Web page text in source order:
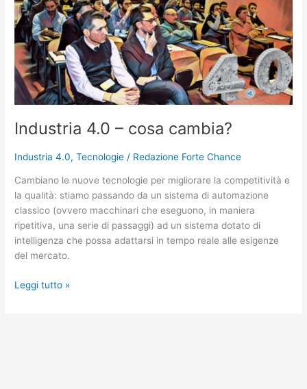
Industria 4.0 – cosa cambia?
Industria 4.0,Tecnologie / Redazione Forte Chance
Cambiano le nuove tecnologie per migliorare la competitività e
la qualità: stiamo passando da un sistema di automazione
classico (ovvero macchinari che eseguono, in maniera
ripetitiva, una serie di passaggi) ad un sistema dotato di
intelligenza che possa adattarsi in tempo reale alle esigenze
del mercato.
4.0
–
cosa
cambia?
Leggi tutto »